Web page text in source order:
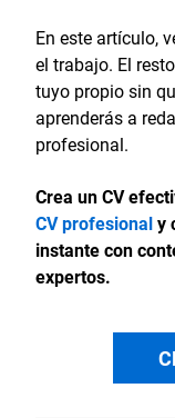
En este artículo,
el trabajo. El
tuyo propio sin
aprenderás a
profesional.
Crea un CV
CV profesionaly
instante con
expertos.